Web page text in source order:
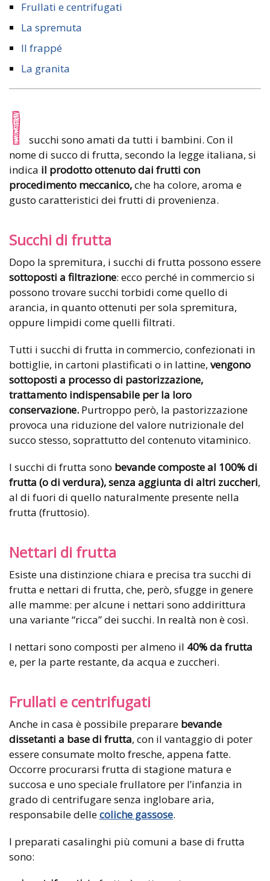
Frullati e centrifugati
La spremuta
Il frappé
La granita
I
succhi sono amati da tutti i bambini. Con il
nome di succo di frutta, secondo la legge italiana, si
indica il prodotto ottenuto dai frutti con
procedimento meccanico,che ha colore, aroma e
gusto caratteristici dei frutti di provenienza.
Succhi di frutta
Dopo la spremitura, i succhi di frutta possono essere
sottoposti a filtrazione: ecco perché in commercio si
possono trovare succhi torbidi come quello di
arancia, in quanto ottenuti per sola spremitura,
oppure limpidi come quelli filtrati.
Tutti i succhi di frutta in commercio, confezionati in
bottiglie, in cartoni plastificati o in lattine, vengono
sottoposti a processo di pastorizzazione,
trattamento indispensabile per la loro
conservazione. Purtroppo però, la pastorizzazione
provoca una riduzione del valore nutrizionale del
succo stesso, soprattutto del contenuto vitaminico.
I succhi di frutta sono bevande composte al 100% di
frutta (o di verdura), senza aggiunta di altri zuccheri,
al di fuori di quello naturalmente presente nella
frutta (fruttosio).
Nettari di frutta
Esiste una distinzione chiara e precisa tra succhi di
frutta e nettari di frutta, che, però, sfugge in genere
alle mamme: per alcune i nettari sono addirittura
una variante “ricca” dei succhi. In realtà non è così.
I nettari sono composti per almeno il 40% da frutta
e, per la parte restante, da acqua e zuccheri.
Frullati e centrifugati
Anche in casa è possibile preparare bevande
dissetanti a base di frutta, con il vantaggio di poter
essere consumate molto fresche, appena fatte.
Occorre procurarsi frutta di stagione matura e
succosa e uno speciale frullatore per l’infanzia in
grado di centrifugare senza inglobare aria,
responsabile dellecoliche gassose.
I preparati casalinghi più comuni a base di frutta
sono: